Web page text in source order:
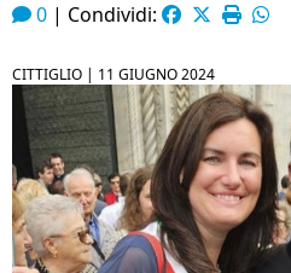
0 | Condividi:
CITTIGLIO | 11 GIUGNO 2024